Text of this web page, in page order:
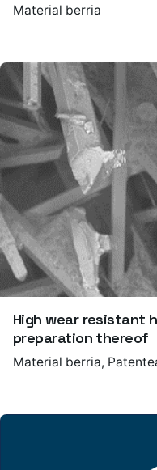
Material berria
High wear resistant
preparation thereof
Material berria